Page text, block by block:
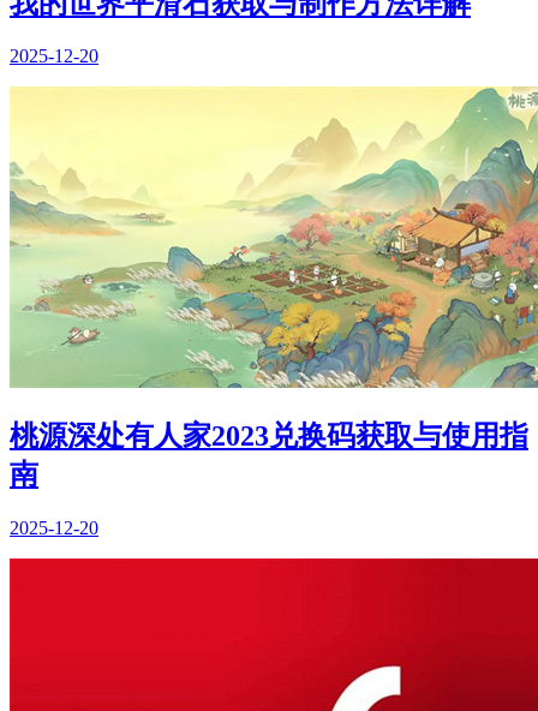
2025-12-20
桃源深处有人家2023兑换码获取与使用指
南
2025-12-20